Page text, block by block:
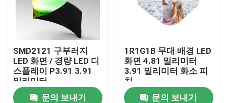
회사 소개
공장 견학
품질 관리
SMD2121 구부러지
LED 화면 / 경량 LED 디
스플레이 P3.91 3.91
밀리미터
문의 보내기
1R1G1B 무대 배경 LED
화면 4.81 밀리미터
3.91 밀리미터 화소 피
치
문의 보내기